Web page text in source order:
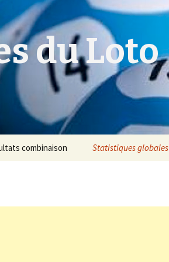
du Loto
combinaison Statistiques globales